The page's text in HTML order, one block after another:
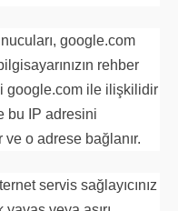
google.com
rehber
google.com ile ilişkilidir
bu IP adresini
o adrese bağlanır.
servis sağlayıcınız